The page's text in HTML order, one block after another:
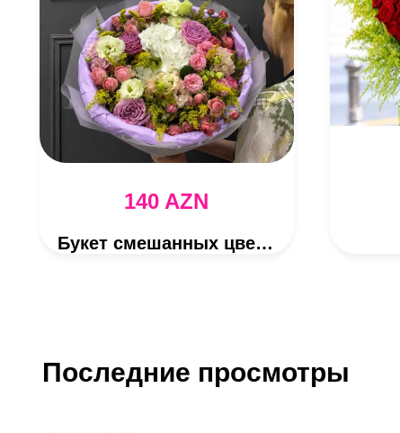
140 AZN
Букет смешанных цветов
Последние просмотры